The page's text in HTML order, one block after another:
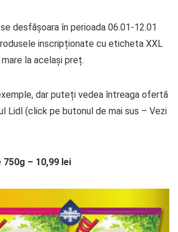
desfășoara în perioada 06.01-12.01
inscripționate cu eticheta XXL
la același preț.
dar puteți vedea întreaga ofertă
Lidl (click pe butonul de mai sus – Vezi
– 10,99 lei